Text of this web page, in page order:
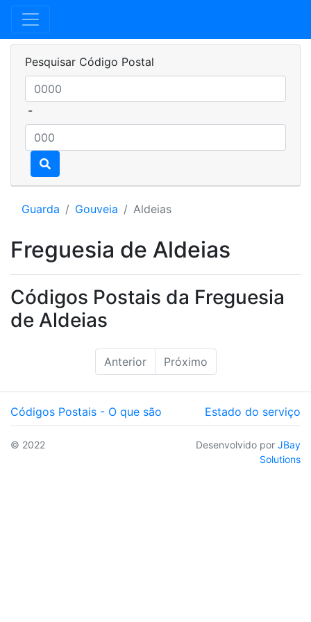
Pesquisar Código Postal
-
Guarda Gouveia Aldeias
Freguesia de Aldeias
Códigos Postais da Freguesia
de Aldeias
Anterior Próximo
Códigos Postais - O que são Estado do serviço
© 2022 Desenvolvido por JBay
Solutions